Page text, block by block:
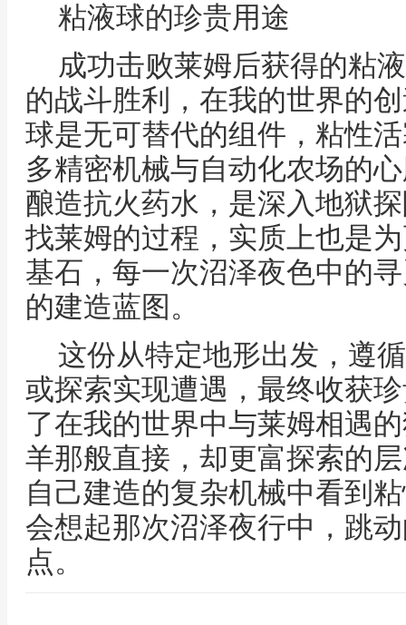
粘液球的珍贵用途
成功击败莱姆后获得的粘
的战斗胜利，在我的世界的
球是无可替代的组件，粘性
多精密机械与自动化农场的
酿造抗火药水，是深入地狱
找莱姆的过程，实质上也是
基石，每一次沼泽夜色中的
的建造蓝图。
这份从特定地形出发，遵
或探索实现遭遇，最终收获
了在我的世界中与莱姆相遇
羊那般直接，却更富探索的
自己建造的复杂机械中看到
会想起那次沼泽夜行中，跳
点。